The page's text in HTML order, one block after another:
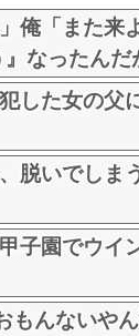
俺「また来
なったんだ
した女の父
脱いでしま
子園でウイ
もんないや